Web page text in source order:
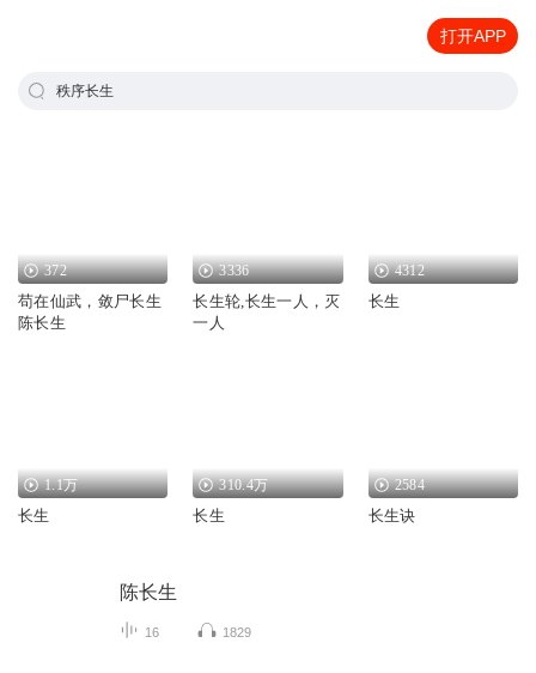
打开APP
秩序长生
372
苟在仙武，敛尸长生
陈长生
3336
长生轮,长生一人，灭
一人
4312
长生
1.1万
长生
310.4万
长生
2584
长生诀
陈长生
16 1829